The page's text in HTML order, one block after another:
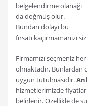
belgelendirme olanağı
da doğmuş olur.
Bundan dolayı bu
fırsatı kaçırmamanızı
Firmamızı seçmeniz
olmaktadır. Bunlardan
uygun tutulmasıdır.
hizmetlerimizde
belirlenir. Özellikle de